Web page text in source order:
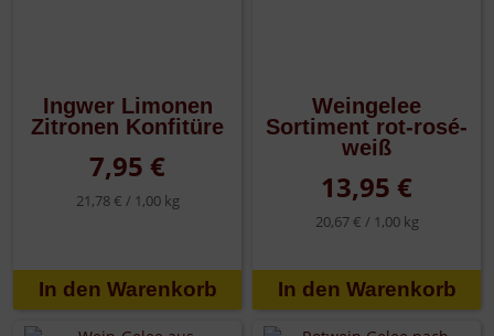
Ingwer Limonen
Zitronen Konfitüre
7,95 €
21,78 € / 1,00 kg
Weingelee
Sortiment rot-rosé-
weiß
13,95 €
20,67 € / 1,00 kg